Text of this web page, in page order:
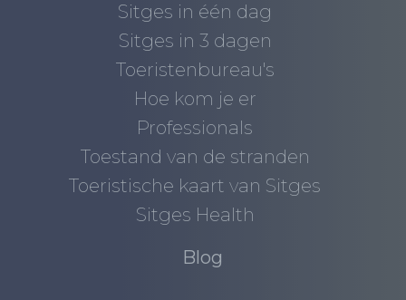
Sitges in één dag
Sitges in 3 dagen
Toeristenbureau's
Hoe kom je er
Professionals
Toestand van de stranden
Toeristische kaart van Sitges
Sitges Health
Blog